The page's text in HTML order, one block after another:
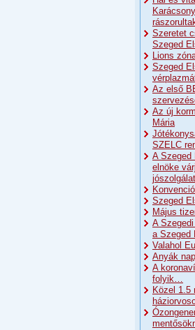
Szeretet
Szeged
Lions
Szeged
Az első
Az új
Mária
SZELC
A Szeged
elnöke
Szeged
Május
A
a Szeged
Valahol
Anyák
A
folyik…
Közel 1.5